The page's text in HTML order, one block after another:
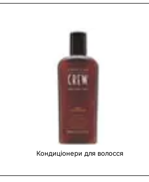
Кондиціонери для волосся